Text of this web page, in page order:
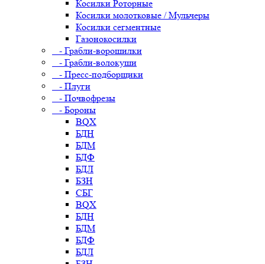
Косилки Роторные
Косилки молотковые / Мульчеры
Косилки сегментные
Газонокосилки
- Грабли-ворошилки
- Грабли-волокуши
- Пресс-подборщики
- Плуги
- Почвофрезы
- Бороны
BQX
БДН
БДМ
БДФ
БДЛ
БЗН
СБГ
BQX
БДН
БДМ
БДФ
БДЛ